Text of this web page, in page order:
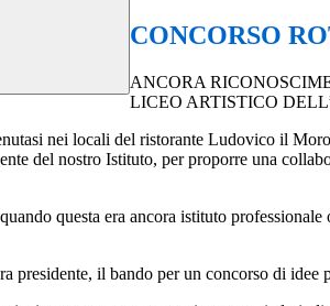
CONCORSO
ANCORA
LICEO ARTISTICO
nei locali del ristorante Ludovico il
del nostro Istituto, per proporre una
questa era ancora istituto
il bando per un concorso di idee